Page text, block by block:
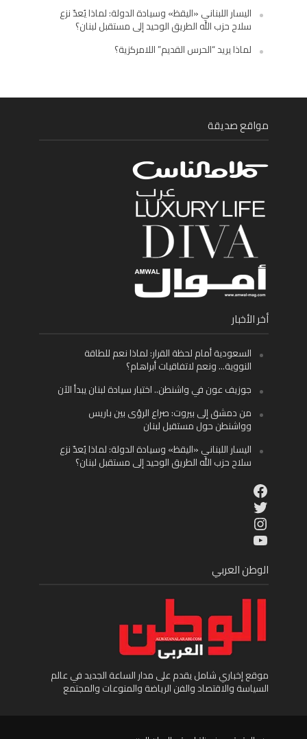
اليسار اللبناني «اليقظ» وسيادة الدولة: لماذا يُعدّ نزع
سلاح حزب الله الطريق الوحيد إلى مستقبل لبنان؟
لماذا يريد “الحرس القديم” اللامركزية؟
مواقع صديقة
أخر الأخبار
السعودية أمام لحظة القرار: لماذا نعم للطاقة
النووية… ونعم لاتفاقيات أبراهام؟
جوزيف عون في واشنطن.. اختبار سيادة لبنان يبدأ الآن
من دمشق إلى بيروت: صراع الرؤى بين باريس
وواشنطن حول مستقبل لبنان
اليسار اللبناني «اليقظ» وسيادة الدولة: لماذا يُعدّ نزع
سلاح حزب الله الطريق الوحيد إلى مستقبل لبنان؟
Facebook
Twitter
Instagram
YouTube
الوطن العربي
موقع إخباري شامل يقدم على مدار الساعة الجديد في عالم
السياسة والاقتصاد والفن الرياضة والمنوعات والمجتمع